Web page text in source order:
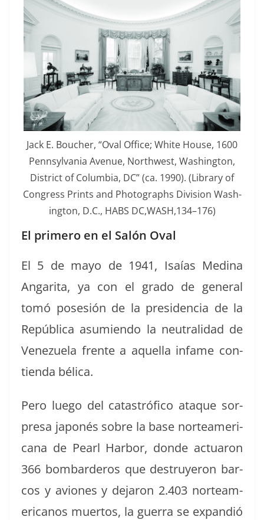
Jack E. Bouch­er, “Oval Office; White House, 1600
Penn­syl­va­nia Avenue, North­west, Wash­ing­ton,
Dis­trict of Colum­bia, DC” (ca. 1990). (Library of
Con­gress Prints and Pho­tographs Divi­sion Wash­
ing­ton, D.C., HABS DC,WASH,134–176)
El primero en el Salón Oval
El 5 de mayo de 1941, Isaías Med­i­na
Angari­ta, ya con el gra­do de gen­er­al
tomó pos­esión de la pres­i­den­cia de la
Repúbli­ca asum­ien­do la neu­tral­i­dad de
Venezuela frente a aque­l­la infame con­
tien­da bélica.
Pero luego del cat­a­stró­fi­co ataque sor­
pre­sa japonés sobre la base norteam­er­i­
cana de Pearl Har­bor, donde actu­aron
366 bom­barderos que destruyeron bar­
cos y aviones y dejaron 2.403 norteam­
er­i­canos muer­tos, la guer­ra se expandió